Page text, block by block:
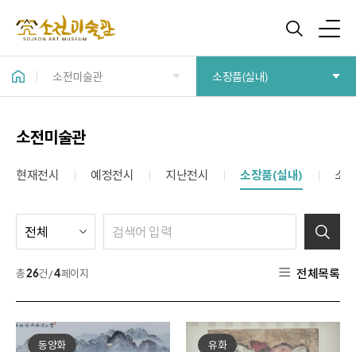
소전미술관 소장품(실내)
소전미술관
현재전시 예정전시 지난전시 소장품(실내) 소
총26건 /4페이지 전체목록
동양화 유화